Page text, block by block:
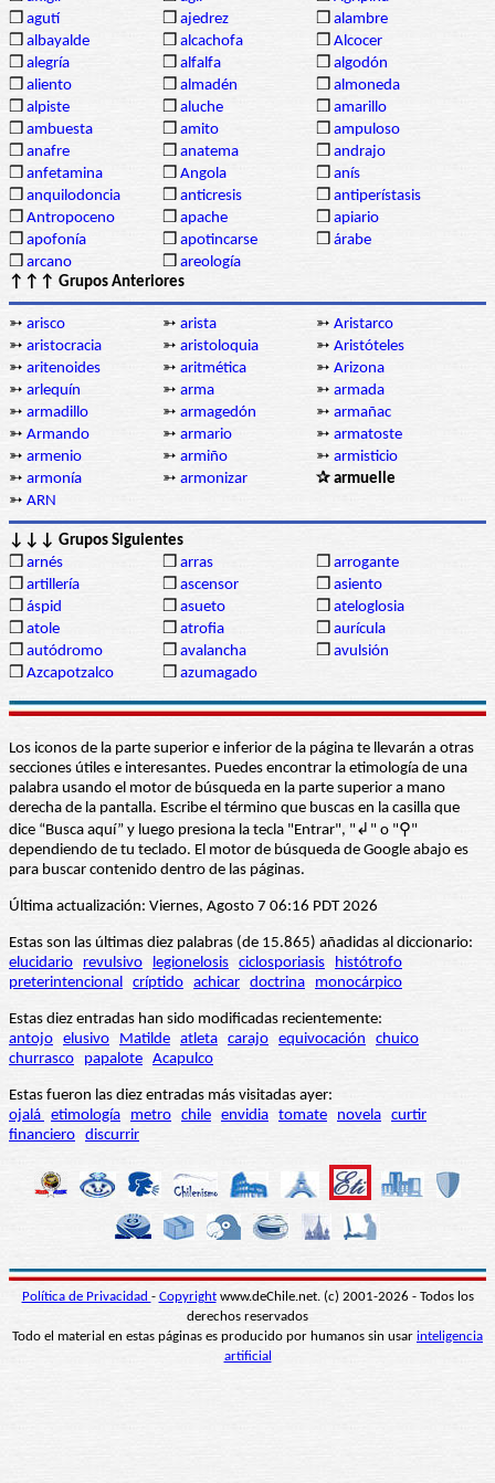
❒ agutí ❒ ajedrez ❒ alambre
❒ albayalde ❒ alcachofa ❒ Alcocer
❒ alegría ❒ alfalfa ❒ algodón
❒ aliento ❒ almadén ❒ almoneda
❒ alpiste ❒ aluche ❒ amarillo
❒ ambuesta ❒ amito ❒ ampuloso
❒ anafre ❒ anatema ❒ andrajo
❒ anfetamina ❒ Angola ❒ anís
❒ anquilodoncia ❒ anticresis ❒ antiperístasis
❒ Antropoceno ❒ apache ❒ apiario
❒ apofonía ❒ apotincarse ❒ árabe
❒ arcano ❒ areología
↑↑↑ Grupos Anteriores
➳ arisco ➳ arista ➳ Aristarco
➳ aristocracia ➳ aristoloquia ➳ Aristóteles
➳ aritenoides ➳ aritmética ➳ Arizona
➳ arlequín ➳ arma ➳ armada
➳ armadillo ➳ armagedón ➳ armañac
➳ Armando ➳ armario ➳ armatoste
➳ armenio ➳ armiño ➳ armisticio
➳ armonía ➳ armonizar
✰ armuelle
➳ ARN
↓↓↓ Grupos Siguientes
❒ arnés ❒ arras ❒ arrogante
❒ artillería ❒ ascensor ❒ asiento
❒ áspid ❒ asueto ❒ ateloglosia
❒ atole ❒ atrofia ❒ aurícula
❒ autódromo ❒ avalancha ❒ avulsión
❒ Azcapotzalco ❒ azumagado
Los iconos de la parte superior e inferior de la página te llevarán a otras
secciones útiles e interesantes. Puedes encontrar la etimología de una
palabra usando el motor de búsqueda en la parte superior a mano
derecha de la pantalla. Escribe el término que buscas en la casilla que
dice “Busca aquí” y luego presiona la tecla "Entrar", "↲" o "⚲"
dependiendo de tu teclado. El motor de búsqueda de Google abajo es
para buscar contenido dentro de las páginas.
Última actualización: Viernes, Agosto 7 06:16 PDT 2026
Estas son las últimas diez palabras (de 15.865) añadidas al diccionario:
elucidario
revulsivo legionelosis ciclosporiasis
histótrofo
preterintencional críptido achicar doctrina monocárpico
Estas diez entradas han sido modificadas recientemente:
antojo elusivo Matilde atleta carajo equivocación
chuico
churrasco
papalote Acapulco
Estas fueron las diez entradas más visitadas ayer:
ojalá etimología metro chile envidia tomate novela curtir
financiero discurrir
Política de Privacidad - Copyrightwww.deChile.net. (c) 2001-2026 - Todos los
derechos reservados
Todo el material en estas páginas es producido por humanos sin usar inteligencia
artificial